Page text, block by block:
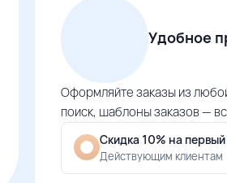
Удобное
Оформляйте заказы из
поиск, шаблоны заказов —
Скидка 10% на первый
Действующим клиентам